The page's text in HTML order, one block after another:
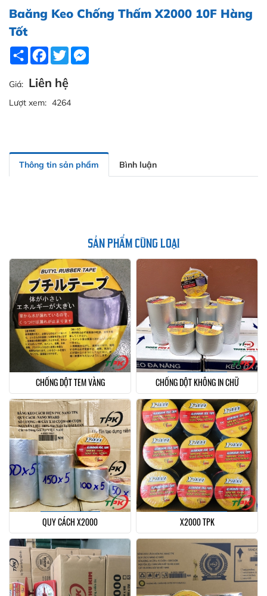
Baăng Keo Chống Thấm X2000 10F Hàng
Tốt
Share Facebook
Twitter
Giá: Liên hệ
Lượt xem: 4264
Thông tin sản phẩm Bình luận
SẢN PHẨM CÙNG LOẠI
CHỐNG DỘT TEM VÀNG CHỐNG DỘT KHÔNG IN CHỮ
QUY CÁCH X2000 X2000 TPK